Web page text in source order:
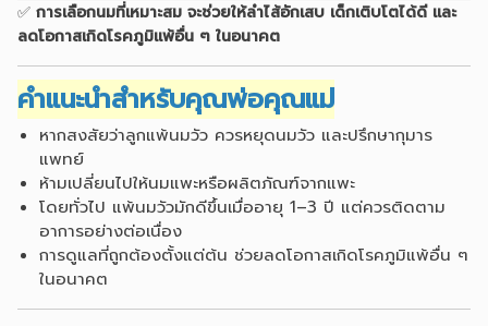
✅ การเลือกนมที่เหมาะสม จะช่วยให้ลำไส้อักเสบ เด็กเติบโตได้ดี และ
ลดโอกาสเกิดโรคภูมิแพ้อื่น ๆ ในอนาคต
คำแนะนำสำหรับคุณพ่อคุณแม่
หากสงสัยว่าลูกแพ้นมวัว ควรหยุดนมวัว และปรึกษากุมาร
แพทย์
ห้ามเปลี่ยนไปให้นมแพะหรือผลิตภัณฑ์จากแพะ
โดยทั่วไป แพ้นมวัวมักดีขึ้นเมื่ออายุ 1–3 ปี แต่ควรติดตาม
อาการอย่างต่อเนื่อง
การดูแลที่ถูกต้องตั้งแต่ต้น ช่วยลดโอกาสเกิดโรคภูมิแพ้อื่น ๆ
ในอนาคต